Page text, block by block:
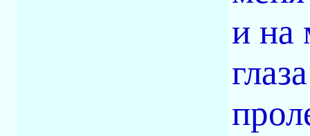
и на